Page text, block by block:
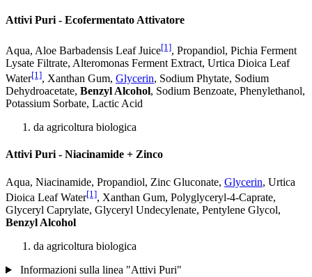
Attivi Puri - Ecofermentato Attivatore
Aqua, Aloe Barbadensis Leaf Juice[1], Propandiol, Pichia Ferment
Lysate Filtrate, Alteromonas Ferment Extract, Urtica Dioica Leaf
Water[1], Xanthan Gum, Glycerin, Sodium Phytate, Sodium
Dehydroacetate, Benzyl Alcohol, Sodium Benzoate, Phenylethanol,
Potassium Sorbate, Lactic Acid
da agricoltura biologica
Attivi Puri - Niacinamide + Zinco
Aqua, Niacinamide, Propandiol, Zinc Gluconate, Glycerin, Urtica
Dioica Leaf Water[1], Xanthan Gum, Polyglyceryl-4-Caprate,
Glyceryl Caprylate, Glyceryl Undecylenate, Pentylene Glycol,
Benzyl Alcohol
da agricoltura biologica
Informazioni sulla linea "Attivi Puri"